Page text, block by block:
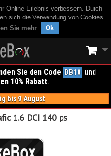
Online-Erlebnis verbessern. Durch
sich die Verwendung von Cookies
Sie mehr. Ok
Sie den Code DB10 und
10% Rabatt.
bis 9 August
1.6 DCI 140 ps